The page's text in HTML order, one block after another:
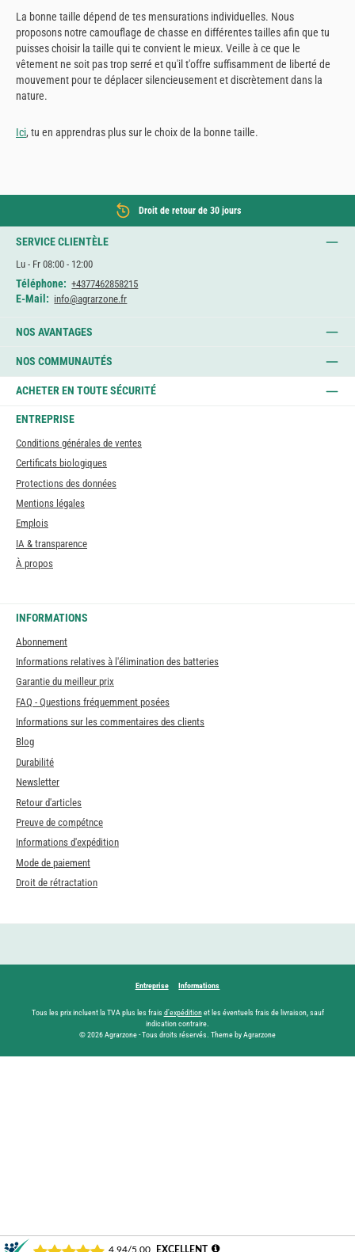
La bonne taille dépend de tes mensurations individuelles. Nous
proposons notre camouflage de chasse en différentes tailles afin que tu
puisses choisir la taille qui te convient le mieux. Veille à ce que le
vêtement ne soit pas trop serré et qu'il t'offre suffisamment de liberté de
mouvement pour te déplacer silencieusement et discrètement dans la
nature.
Ici, tu en apprendras plus sur le choix de la bonne taille.
Droit de retour de 30 jours
SERVICE CLIENTÈLE
Lu - Fr 08:00 - 12:00
Téléphone: +4377462858215
E-Mail: info@agrarzone.fr
NOS AVANTAGES
NOS COMMUNAUTÉS
ACHETER EN TOUTE SÉCURITÉ
ENTREPRISE
Conditions générales de ventes
Certificats biologiques
Protections des données
Mentions légales
Emplois
IA & transparence
À propos
INFORMATIONS
Abonnement
Informations relatives à l'élimination des batteries
Garantie du meilleur prix
FAQ - Questions fréquemment posées
Informations sur les commentaires des clients
Blog
Durabilité
Newsletter
Retour d'articles
Preuve de compétnce
Informations d'expédition
Mode de paiement
Droit de rétractation
Entreprise Informations
Tous les prix incluent la TVA plus les frais d'expéditionet les éventuels frais de livraison, sauf
indication contraire.
© 2026 Agrarzone - Tous droits réservés. Theme by Agrarzone